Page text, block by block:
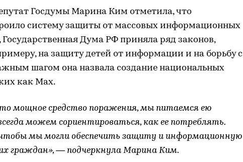
Госдумы Марина Ким отметила, что
систему защиты от массовых информационных
Государственная Дума РФ приняла ряд законов,
на защиту детей от информации и на борьбу с
шагом она назвала создание национальных
как Max.
мощное средство поражения, мы питаемся ею
можем сориентироваться, как ее потреблять.
мы могли обеспечить защиту и информационную
граждан», — подчеркнула Марина Ким.